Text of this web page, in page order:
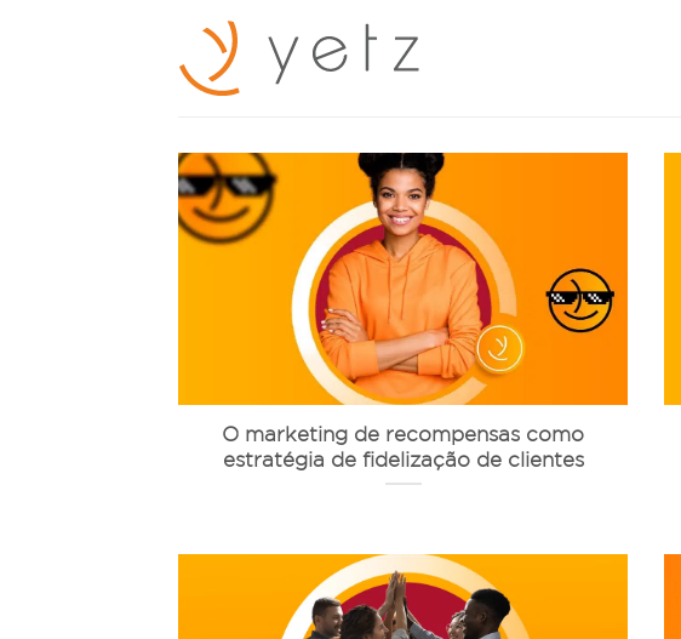
O marketing de recompensas como
estratégia de fidelização de clientes